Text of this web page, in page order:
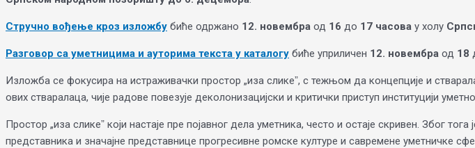
Стручно вођење кроз изложбу биће одржано 12. новембра од 16 до 17 часова у холу
Разговор са уметницима и ауторима текста у каталогу биће уприличен 12. новембра од 18
Изложба се фокусира на истраживачки простор „иза сликеˮ, с тежњом да концепције и
ових стваралаца, чије радове повезује деколонизацијски и критички приступ институцији
Простор „иза сликеˮ који настаје пре појавног дела уметника, често и остаје скривен. Због
представника и значајне представнице прогресивне ромске културе и савремене уметничке